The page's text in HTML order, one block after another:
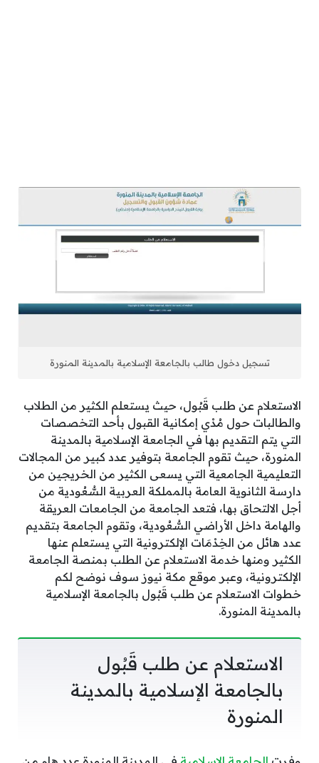
تسجيل دخول طالب بالجامعة الإسلامية بالمدينة المنورة
الاستعلام عن طلب قَبُول، حيث يستعلم الكثير من الطلاب
والطالبات حول مُدْي إمكانية القبول بأحد التخصصات
التي يتم التقديم بها في الجامعة الإسلامية بالمدينة
المنورة، حيث تقوم الجامعة بتوفير عدد كبير من المجالات
التعليمية الجامعية التي يسعى الكثير من الخريجين من
دارسة الثانوية العامة بالمملكة العربية السُّعُودية من
أجل الالتحاق بها، فتعد الجامعة من الجامعات العريقة
والهامة داخل الأراضي السُّعُودية، وتقوم الجامعة بتقديم
عدد هائل من الخِدْمَات الإلكترونية التي يستعلم عنها
الكثير ومنها خدمة الاستعلام عن الطلب بمنصة الجامعة
الإلكترونية، وعبر موقع مكة نيوز سوف نوضح لكم
خطوات الاستعلام عن طلب قَبُول بالجامعة الإسلامية
بالمدينة المنورة.
الاستعلام عن طلب قَبُول
بالجامعة الإسلامية بالمدينة
المنورة